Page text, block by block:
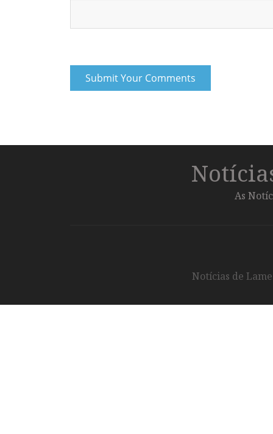
As
Notícias de